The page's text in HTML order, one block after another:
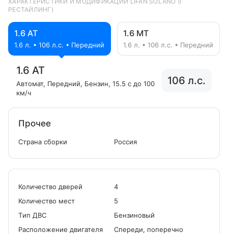
РЕСТАЙЛИНГ)
1.6 AT
1.6 л. • 106 л.с. • Передний
1.6 MT
1.6 л. • 106 л.с. • Передний
1.6 AT
Автомат, Передний, Бензин, 15.5 с до 100
км/ч
106 л.с.
Прочее
Страна сборки Россия
Количество дверей
4
Количество мест
5
Tип ДВС
Бензиновый
Расположение двигателя
Спереди, поперечно